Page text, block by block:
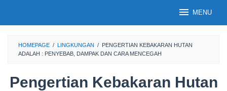
MENU
HOMEPAGE / LINGKUNGAN / PENGERTIAN KEBAKARAN HUTAN
ADALAH : PENYEBAB, DAMPAK DAN CARA MENCEGAH
Pengertian Kebakaran Hutan